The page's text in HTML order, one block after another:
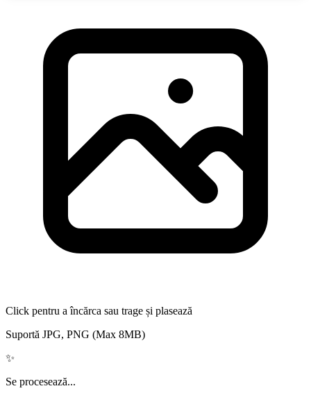
Click pentru a încărca sau trage și plasează
Suportă JPG, PNG (Max 8MB)
✨
Se procesează...